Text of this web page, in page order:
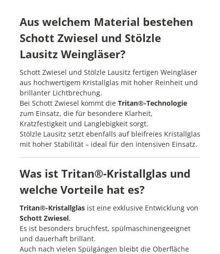
Aus welchem Material bestehen
Schott Zwiesel und Stölzle
Lausitz Weingläser?
Schott Zwiesel und Stölzle Lausitz fertigen Weingläser
aus hochwertigem Kristallglas mit hoher Reinheit und
brillanter Lichtbrechung.
Bei Schott Zwiesel kommt die Tritan®-Technologie
zum Einsatz, die für besondere Klarheit,
Kratzfestigkeit und Langlebigkeit sorgt.
Stölzle Lausitz setzt ebenfalls auf bleifreies Kristallglas
mit hoher Stabilität – ideal für den intensiven Einsatz.
Was ist Tritan®-Kristallglas und
welche Vorteile hat es?
Tritan®-Kristallglas ist eine exklusive Entwicklung von
Schott Zwiesel.
Es ist besonders bruchfest, spülmaschinengeeignet
und dauerhaft brillant.
Auch nach vielen Spülgängen bleibt die Oberfläche